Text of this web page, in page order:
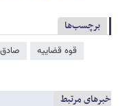
برچسب‌ها
قوه قضاییه صادق
خبرهای مرتبط